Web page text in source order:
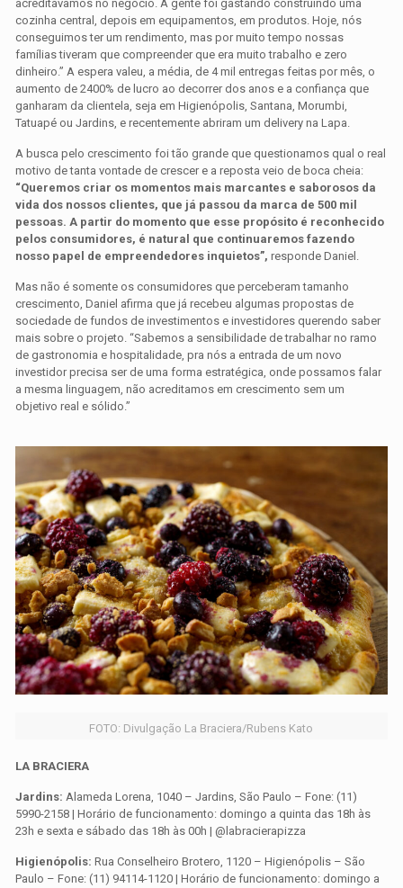
acreditávamos no negócio. A gente foi gastando construindo uma
cozinha central, depois em equipamentos, em produtos. Hoje, nós
conseguimos ter um rendimento, mas por muito tempo nossas
famílias tiveram que compreender que era muito trabalho e zero
dinheiro.” A espera valeu, a média, de 4 mil entregas feitas por mês, o
aumento de 2400% de lucro ao decorrer dos anos e a confiança que
ganharam da clientela, seja em Higienópolis, Santana, Morumbi,
Tatuapé ou Jardins, e recentemente abriram um delivery na Lapa.
A busca pelo crescimento foi tão grande que questionamos qual o real
motivo de tanta vontade de crescer e a reposta veio de boca cheia:
“Queremos criar os momentos mais marcantes e saborosos da
vida dos nossos clientes, que já passou da marca de 500 mil
pessoas. A partir do momento que esse propósito é reconhecido
pelos consumidores, é natural que continuaremos fazendo
nosso papel de empreendedores inquietos”,responde Daniel.
Mas não é somente os consumidores que perceberam tamanho
crescimento, Daniel afirma que já recebeu algumas propostas de
sociedade de fundos de investimentos e investidores querendo saber
mais sobre o projeto. “Sabemos a sensibilidade de trabalhar no ramo
de gastronomia e hospitalidade, pra nós a entrada de um novo
investidor precisa ser de uma forma estratégica, onde possamos falar
a mesma linguagem, não acreditamos em crescimento sem um
objetivo real e sólido.”
FOTO: Divulgação La Braciera/Rubens Kato
LA BRACIERA
Jardins: Alameda Lorena, 1040 – Jardins, São Paulo – Fone: (11)
5990-2158 | Horário de funcionamento: domingo a quinta das 18h às
23h e sexta e sábado das 18h às 00h | @labracierapizza
Higienópolis: Rua Conselheiro Brotero, 1120 – Higienópolis – São
Paulo – Fone: (11) 94114-1120 | Horário de funcionamento: domingo a